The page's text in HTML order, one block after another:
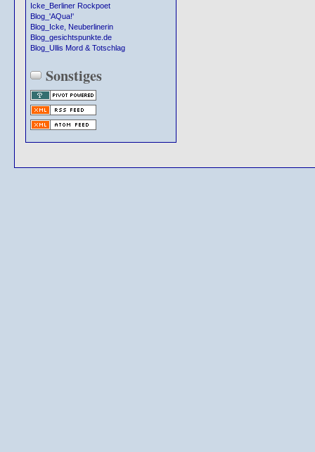
Icke_Berliner Rockpoet
Blog_'AQua!'
Blog_Icke, Neuberlinerin
Blog_gesichtspunkte.de
Blog_Ullis Mord & Totschlag
Sonstiges